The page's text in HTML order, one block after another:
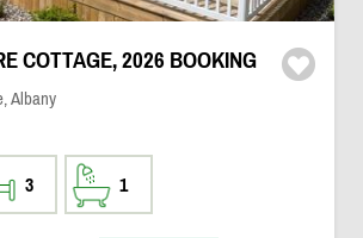
COTTAGE, 2026 BOOKING
Albany
3 1